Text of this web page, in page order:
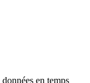
en temps